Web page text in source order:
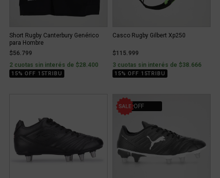
Short Rugby Canterbury Genérico
para Hombre
$56.799
2 cuotas sin interés de $28.400
15% OFF 15TRIBU
Casco Rugby Gilbert Xp250
$115.999
3 cuotas sin interés de $38.666
15% OFF 15TRIBU
30% OFF